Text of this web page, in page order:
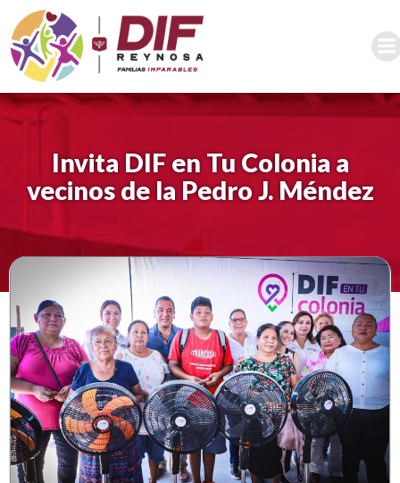
al
contenido
Invita DIF en Tu Colonia a
vecinos de la Pedro J. Méndez